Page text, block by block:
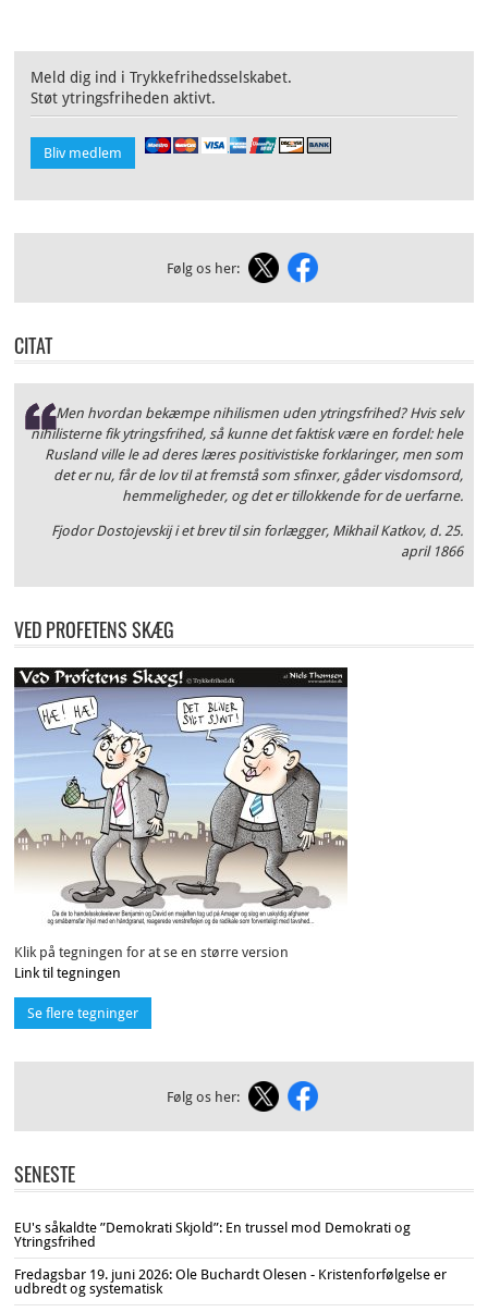
Meld dig ind i Trykkefrihedsselskabet.
Støt ytringsfriheden aktivt.
Bliv medlem
Følg os her:
CITAT
Men hvordan bekæmpe nihilismen uden ytringsfrihed? Hvis selv
nihilisterne fik ytringsfrihed, så kunne det faktisk være en fordel: hele
Rusland ville le ad deres læres positivistiske forklaringer, men som
det er nu, får de lov til at fremstå som sfinxer, gåder visdomsord,
hemmeligheder, og det er tillokkende for de uerfarne.
Fjodor Dostojevskij i et brev til sin forlægger, Mikhail Katkov, d. 25.
april 1866
VED PROFETENS SKÆG
Klik på tegningen for at se en større version
Link til tegningen
Se flere tegninger
Følg os her:
SENESTE
EU's såkaldte ”Demokrati Skjold”: En trussel mod Demokrati og
Ytringsfrihed
Fredagsbar 19. juni 2026: Ole Buchardt Olesen - Kristenforfølgelse er
udbredt og systematisk